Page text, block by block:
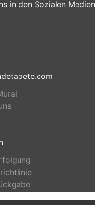
in den Sozialen Medien